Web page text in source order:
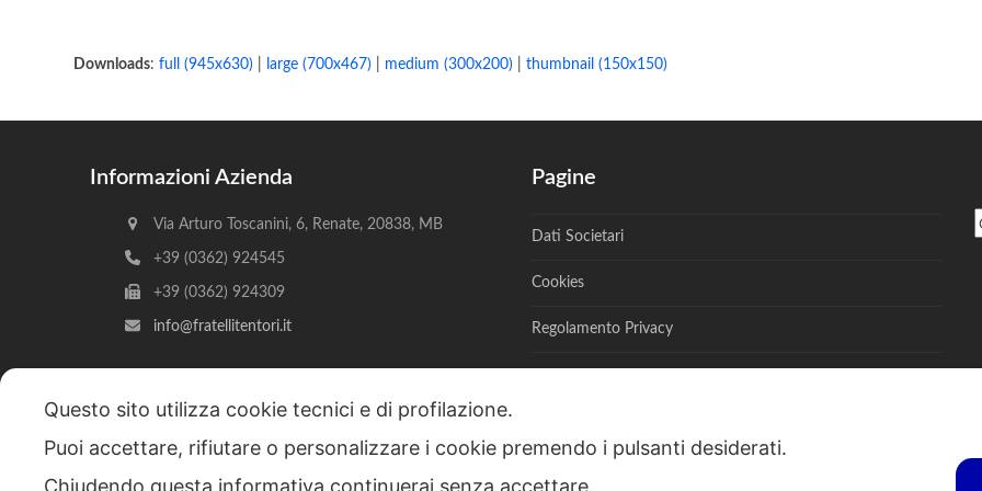
Downloads:full (945x630) large (700x467) medium (300x200) |thumbnail (150x150)
Informazioni Azienda
Via Arturo Toscanini, 6, Renate, 20838, MB
+39 (0362) 924545
+39 (0362) 924309
info@fratellitentori.it
Pagine
Dati Societari
Cookies
Regolamento Privacy
Copyright © 2026 F.lli Tentori di Enrico Tentori & C. SAS - Via A. Toscanini, 6, RENATE, 20838, MB - P.I. 00882950967 - R.E.A.
Questo sito utilizza cookie tecnici e di profilazione.
Puoi accettare, rifiutare o personalizzare i cookie premendo i pulsanti desiderati.
Chiudendo questa informativa continuerai senza accettare.